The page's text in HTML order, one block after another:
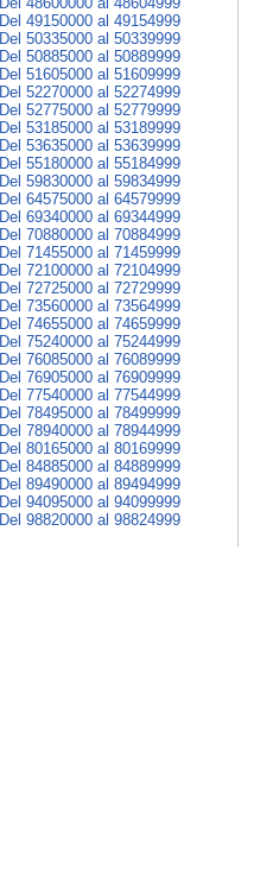
Del 49150000 al 49154999
Del 50335000 al 50339999
Del 50885000 al 50889999
Del 51605000 al 51609999
Del 52270000 al 52274999
Del 52775000 al 52779999
Del 53185000 al 53189999
Del 53635000 al 53639999
Del 55180000 al 55184999
Del 59830000 al 59834999
Del 64575000 al 64579999
Del 69340000 al 69344999
Del 70880000 al 70884999
Del 71455000 al 71459999
Del 72100000 al 72104999
Del 72725000 al 72729999
Del 73560000 al 73564999
Del 74655000 al 74659999
Del 75240000 al 75244999
Del 76085000 al 76089999
Del 76905000 al 76909999
Del 77540000 al 77544999
Del 78495000 al 78499999
Del 78940000 al 78944999
Del 80165000 al 80169999
Del 84885000 al 84889999
Del 89490000 al 89494999
Del 94095000 al 94099999
Del 98820000 al 98824999